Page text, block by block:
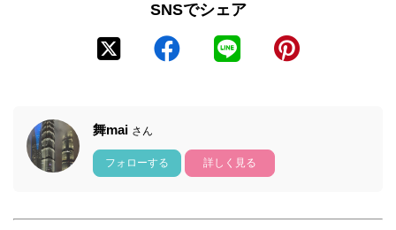
SNSでシェア
舞mai さん
フォローする 詳しく見る